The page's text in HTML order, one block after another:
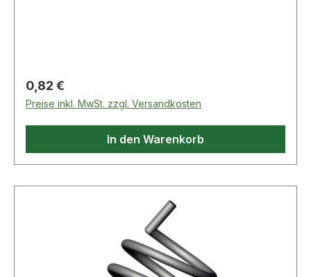
Regulärer Preis:
0,82 €
Preise inkl. MwSt. zzgl. Versandkosten
In den Warenkorb